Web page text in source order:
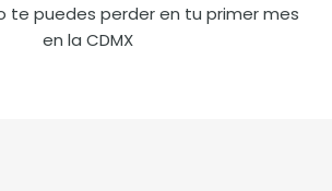
te puedes perder en tu primer mes
en la CDMX